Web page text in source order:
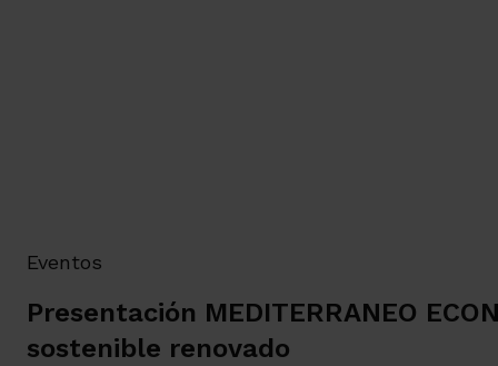
Eventos
Presentación MEDITERRANEO
sostenible renovado